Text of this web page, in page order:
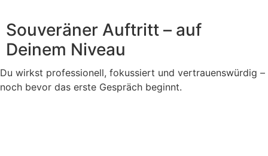
Souveräner Auftritt – auf
Deinem Niveau
Du wirkst professionell, fokussiert und vertrauenswürdig –
noch bevor das erste Gespräch beginnt.